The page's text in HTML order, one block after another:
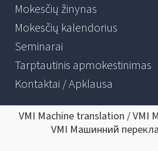
Mokesčių žinynas
Mokesčių kalendorius
Seminarai
Tarptautinis apmokestinimas
Kontaktai / Apklausa
VMI Machine translation / VMI
VMI Машинний